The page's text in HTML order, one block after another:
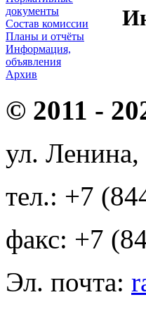
документы
Состав комиссии
Планы и отчёты
Информация,
объявления
Архив
© 2011 -
ул.
тел.: +7
факс: +7
Эл. почта: